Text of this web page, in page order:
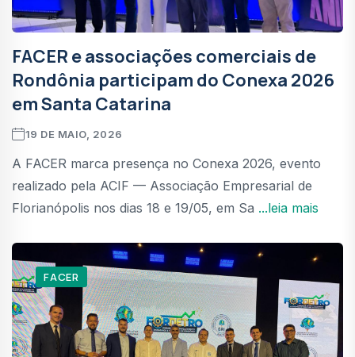
FACER e associações comerciais de
Rondônia participam do Conexa 2026
em Santa Catarina
19 DE MAIO, 2026
A FACER marca presença no Conexa 2026, evento
realizado pela ACIF — Associação Empresarial de
Florianópolis nos dias 18 e 19/05, em Sa ...leia mais
FACER